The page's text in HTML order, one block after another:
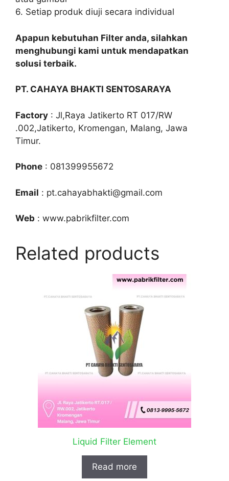
6. Setiap produk diuji secara individual
Apapun kebutuhan Filter anda, silahkan
menghubungi kami untuk mendapatkan
solusi terbaik.
PT. CAHAYA BHAKTI SENTOSARAYA
Factory : Jl,Raya Jatikerto RT 017/RW
.002,Jatikerto, Kromengan, Malang, Jawa
Timur.
Phone : 081399955672
Email : pt.cahayabhakti@gmail.com
Web : www.pabrikfilter.com
Related products
Liquid Filter Element
Read more